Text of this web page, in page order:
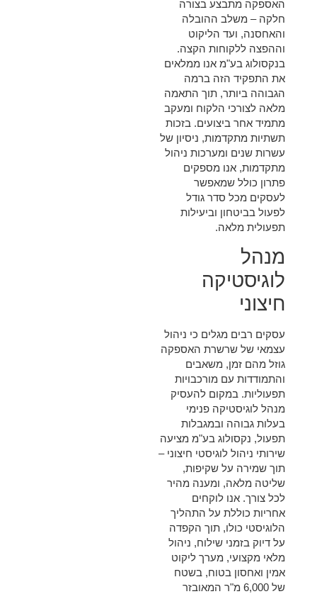
האספקה מתבצע בצורה
חלקה – משלב ההובלה
והאחסנה, ועד הליקוט
וההפצה ללקוחות הקצה.
בנקסולוג בע"מ אנו ממלאים
את התפקיד הזה ברמה
הגבוהה ביותר, תוך התאמה
מלאה לצורכי הלקוח ומעקב
מתמיד אחר ביצועים. בזכות
תשתיות מתקדמות, ניסיון של
עשרות שנים ומערכות ניהול
מתקדמות, אנו מספקים
פתרון כולל שמאפשר
לעסקים מכל סדר גודל
לפעול בביטחון וביעילות
תפעולית מלאה.
מנהל
לוגיסטיקה
חיצוני
עסקים רבים מגלים כי ניהול
עצמאי של שרשרת האספקה
גוזל מהם זמן, משאבים
והתמודדות עם מורכבויות
תפעוליות. במקום להעסיק
מנהל לוגיסטיקה פנימי
בעלות גבוהה ובמגבלות
תפעול, נקסולוג בע"מ מציעה
שירותי ניהול לוגיסטי חיצוני –
תוך שמירה על שקיפות,
שליטה מלאה, ומענה מהיר
לכל צורך. אנו לוקחים
אחריות כוללת על התהליך
הלוגיסטי כולו, תוך הקפדה
על דיוק בזמני שילוח, ניהול
מלאי מקצועי, מערך ליקוט
אמין ואחסון בטוח, בשטח
של 6,000 מ"ר המאובזר